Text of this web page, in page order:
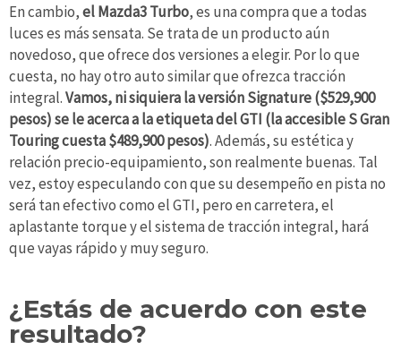
En cambio,el Mazda3 Turbo, es una compra que a todas
luces es más sensata. Se trata de un producto aún
novedoso, que ofrece dos versiones a elegir. Por lo que
cuesta, no hay otro auto similar que ofrezca tracción
integral.Vamos, ni siquiera la versión Signature ($529,900
pesos) se le acerca a la etiqueta del GTI (la accesible S Gran
Touring cuesta $489,900 pesos). Además, su estética y
relación precio-equipamiento, son realmente buenas. Tal
vez, estoy especulando con que su desempeño en pista no
será tan efectivo como el GTI, pero en carretera, el
aplastante torque y el sistema de tracción integral, hará
que vayas rápido y muy seguro.
¿Estás de acuerdo con este
resultado?